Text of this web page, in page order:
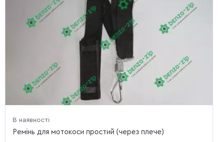
В наявності
Ремінь для мотокоси простий (через плече)